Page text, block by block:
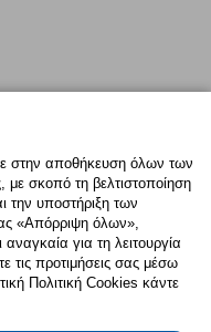
στην αποθήκευση όλων των
με σκοπό τη βελτιστοποίηση
την υποστήριξη των
«Απόρριψη όλων»,
για τη λειτουργία
τις προτιμήσεις σας μέσω
Πολιτική Cookies κάντε